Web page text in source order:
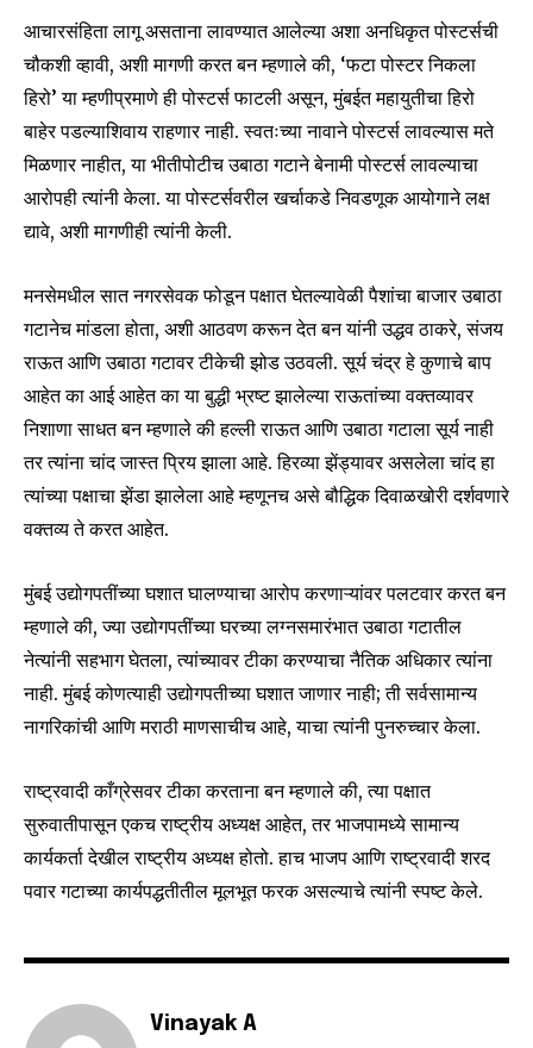
Join our community of
conversation.
To subscribe, simply enter your email address on our website
or click the subscribe button below. Don't worry, we respect
your privacy and won't spam your inbox. Your information is
safe with us.
SUBSCRIBE
I've read and accept the Privacy Policy
आचारसंहिता लागू असताना लावण्यात आलेल्या अशा अनधिकृत पोस्टर्सची
चौकशी व्हावी, अशी मागणी करत बन म्हणाले की, ‘फटा पोस्टर निकला
हिरो’ या म्हणीप्रमाणे ही पोस्टर्स फाटली असून, मुंबईत महायुतीचा हिरो
बाहेर पडल्याशिवाय राहणार नाही. स्वतःच्या नावाने पोस्टर्स लावल्यास मते
मिळणार नाहीत, या भीतीपोटीच उबाठा गटाने बेनामी पोस्टर्स लावल्याचा
आरोपही त्यांनी केला. या पोस्टर्सवरील खर्चाकडे निवडणूक आयोगाने लक्ष
द्यावे, अशी मागणीही त्यांनी केली.
मनसेमधील सात नगरसेवक फोडून पक्षात घेतल्यावेळी पैशांचा बाजार उबाठा
गटानेच मांडला होता, अशी आठवण करून देत बन यांनी उद्धव ठाकरे, संजय
राऊत आणि उबाठा गटावर टीकेची झोड उठवली. सूर्य चंद्र हे कुणाचे बाप
आहेत का आई आहेत का या बुद्धी भ्रष्ट झालेल्या राऊतांच्या वक्तव्यावर
निशाणा साधत बन म्हणाले की हल्ली राऊत आणि उबाठा गटाला सूर्य नाही
तर त्यांना चांद जास्त प्रिय झाला आहे. हिरव्या झेंड्यावर असलेला चांद हा
त्यांच्या पक्षाचा झेंडा झालेला आहे म्हणूनच असे बौद्धिक दिवाळखोरी दर्शवणारे
वक्तव्य ते करत आहेत.
मुंबई उद्योगपतींच्या घशात घालण्याचा आरोप करणाऱ्यांवर पलटवार करत बन
म्हणाले की, ज्या उद्योगपतींच्या घरच्या लग्नसमारंभात उबाठा गटातील
नेत्यांनी सहभाग घेतला, त्यांच्यावर टीका करण्याचा नैतिक अधिकार त्यांना
नाही. मुंबई कोणत्याही उद्योगपतीच्या घशात जाणार नाही; ती सर्वसामान्य
नागरिकांची आणि मराठी माणसाचीच आहे, याचा त्यांनी पुनरुच्चार केला.
राष्ट्रवादी काँग्रेसवर टीका करताना बन म्हणाले की, त्या पक्षात
सुरुवातीपासून एकच राष्ट्रीय अध्यक्ष आहेत, तर भाजपामध्ये सामान्य
कार्यकर्ता देखील राष्ट्रीय अध्यक्ष होतो. हाच भाजप आणि राष्ट्रवादी शरद
पवार गटाच्या कार्यपद्धतीतील मूलभूत फरक असल्याचे त्यांनी स्पष्ट केले.
Vinayak A